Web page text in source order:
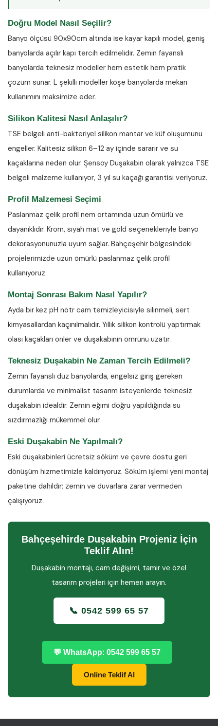
Doğru Model Nasıl Seçilir?
Banyo ölçüsü 90x90cm altında ise kayar kapılı model, geniş
banyolarda açılır kapı tercih edilmelidir. Zemin fayanslı
banyolarda teknesiz modeller hem estetik hem pratik
çözüm sunar. L şekilli modeller köşe banyolarda mekan
kullanımını maksimize eder.
Silikon Kalitesi Nasıl Anlaşılır?
TSE belgeli anti-bakteriyel silikon mantar ve küf oluşumunu
engeller. Kalitesiz silikon 6–12 ay içinde sararır ve su
kaçaklarına neden olur. Şensoy Duşakabin olarak yalnızca TSE
belgeli malzeme kullanıyor, 3 yıl su kaçağı garantisi veriyoruz.
Profil Malzemesi Seçimi
Paslanmaz çelik profil nem ortamında uzun ömürlü ve
dayanıklıdır. Krom, siyah mat ve gold seçenekleriyle banyo
dekorasyonunuzla uyum sağlar. Bahçeşehir bölgesindeki
projelerimizde uzun ömürlü paslanmaz çelik profil
kullanıyoruz.
Montaj Sonrası Bakım Nasıl Yapılır?
Ayda bir kez pH nötr cam temizleyicisiyle silinmeli, sert
kimyasallardan kaçınılmalıdır. Yıllık silikon kontrolü yaptırmak
olası kaçakları önler ve duşakabinin ömrünü uzatır.
Teknesiz Duşakabin Ne Zaman Tercih Edilmeli?
Zemin fayanslı düz banyolarda, engelsiz giriş gereken
durumlarda ve minimalist tasarım isteyenlerde teknesiz
duşakabin idealdir. Zemin eğimi doğru yapıldığında su
sızdırmazlığı mükemmel olur.
Eski Duşakabin Ne Yapılmalı?
Eski duşakabinleri ücretsiz söküm ve çevre dostu geri
dönüşüm hizmetimizle kaldırıyoruz. Söküm işlemi yeni montaj
paketine dahildir; zemin ve duvarlara zarar vermeden
çalışıyoruz.
Bahçeşehirde Duşakabin Projeniz İçin
Teklif Alın!
Duşakabin montajı, cam değişimi, tamir ve özel
tasarım projeleri için hemen arayın.
📞 0542 599 65 57
💬 WhatsApp: 0542 599 65 57
Online Teklif Al